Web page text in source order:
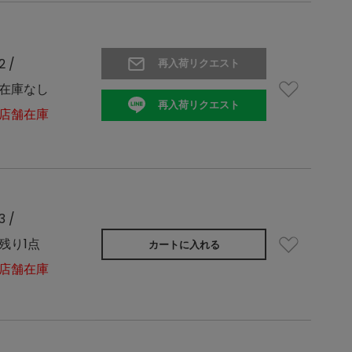
/
庫なし
舗在庫
再入荷リクエスト
再入荷リクエスト
/
り1点
舗在庫
カートに入れる